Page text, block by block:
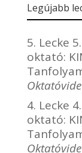
Legújabb
5. Lecke
oktató:
4. Lecke
oktató: